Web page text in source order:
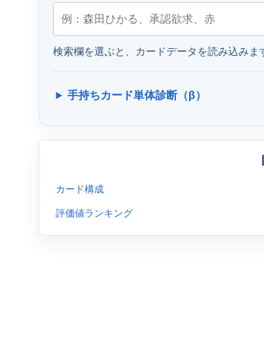
検索欄を選ぶと、カードデータを読み込みま
手持ちカード単体診断（β）
カード構成
評価値ランキング